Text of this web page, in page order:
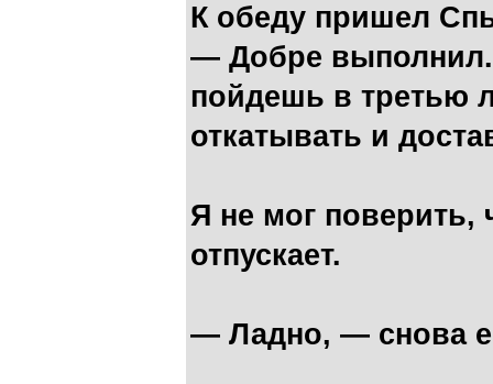
К обеду пришел
— Добре выполнил.
пойдешь в третью
откатывать и
Я не мог поверить,
отпускает.
— Ладно, — снова